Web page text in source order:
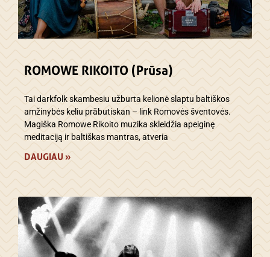
ROMOWE RIKOITO (Prūsa)
Tai darkfolk skambesiu užburta kelionė slaptu baltiškos
amžinybės keliu prābutiskan – link Romovės šventovės.
Magiška Romowe Rikoito muzika skleidžia apeiginę
meditaciją ir baltiškas mantras, atveria
DAUGIAU »